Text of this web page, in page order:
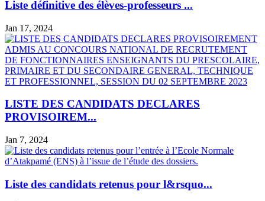
Liste définitive des élèves-professeurs ...
Jan 17, 2024
LISTE DES CANDIDATS DECLARES
PROVISOIREM...
Jan 7, 2024
Liste des candidats retenus pour l&rsquo...